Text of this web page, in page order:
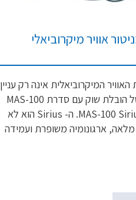
המיקרוביאלית אינה רק עניין
של תקן אלא עניין של ביטחון במוצר שלכם. לאחר שנים של הובלת שוק עם סדרת MAS-100
ה- Sirius הוא לא
ארגונומיה משופרת ועמידה